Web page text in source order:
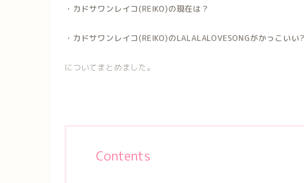
・カドサワンレイコ(REIKO)の現在は？
・カドサワンレイコ(REIKO)のLALALALOVESONGがかっこいい?
についてまとめました。
Contents